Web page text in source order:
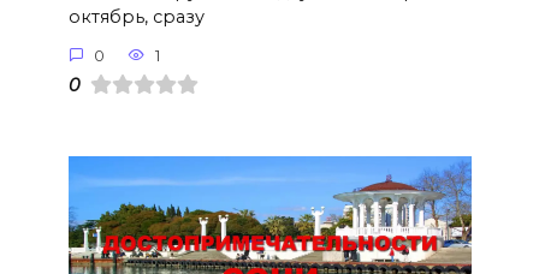
октябрь, сразу
0 1
0